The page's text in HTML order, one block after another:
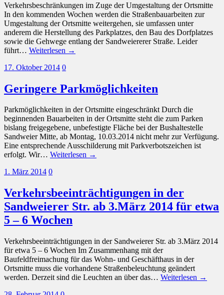
Verkehrsbeschränkungen im Zuge der Umgestaltung der Ortsmitte
In den kommenden Wochen werden die Straßenbauarbeiten zur
Umgestaltung der Ortsmitte weitergehen, sie umfassen unter
anderem die Herstellung des Parkplatzes, den Bau des Dorfplatzes
sowie die Gehwege entlang der Sandweiererer Straße. Leider
führt… Weiterlesen →
17. Oktober 2014 0
Geringere Parkmöglichkeiten
Parkmöglichkeiten in der Ortsmitte eingeschränkt Durch die
beginnenden Bauarbeiten in der Ortsmitte steht die zum Parken
bislang freigegebene, unbefestigte Fläche bei der Bushaltestelle
Sandweier Mitte, ab Montag, 10.03.2014 nicht mehr zur Verfügung.
Eine entsprechende Ausschilderung mit Parkverbotszeichen ist
erfolgt. Wir… Weiterlesen →
1. März 2014 0
Verkehrsbeeinträchtigungen in der
Sandweierer Str. ab 3.März 2014 für etwa
5 – 6 Wochen
Verkehrsbeeinträchtigungen in der Sandweierer Str. ab 3.März 2014
für etwa 5 – 6 Wochen Im Zusammenhang mit der
Baufeldfreimachung für das Wohn- und Geschäfthaus in der
Ortsmitte muss die vorhandene Straßenbeleuchtung geändert
werden. Derzeit sind die Leuchten an über das… Weiterlesen →